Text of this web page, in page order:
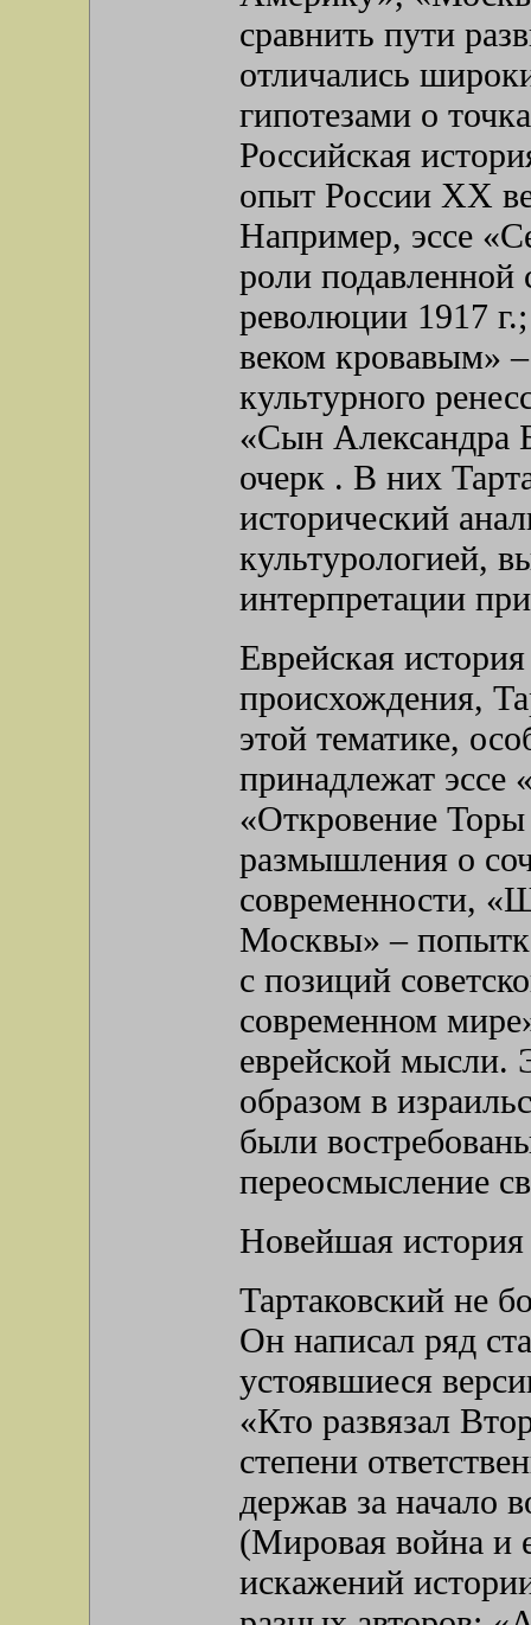
сравнить пути
отличались
гипотезами о
Российская
опыт России XX
Например, эссе
роли подавленной
революции 1917
веком кровавым» –
культурного
«Сын Александра
очерк . В них
исторический
культурологией,
интерпретации
Еврейская
происхождения,
этой тематике,
принадлежат эссе
«Откровение Торы
размышления о
современности,
Москвы» –
с позиций
современном
еврейской мысли.
образом в
были
переосмысление
Новейшая
Тартаковский не
Он написал ряд
устоявшиеся
«Кто развязал
степени
держав за начало
(Мировая война и
искажений